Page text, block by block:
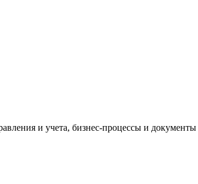
и учета, бизнес-процессы и документы